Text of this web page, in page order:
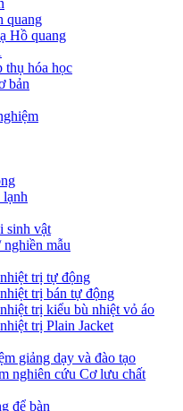
quang
Hồ quang
thụ hóa học
bản
sinh vật
mẫu
trị tự động
trị bán tự động
trị kiểu bù nhiệt vỏ áo
trị Plain Jacket
giảng dạy và đào tạo
nghiên cứu Cơ lưu chất
để bàn